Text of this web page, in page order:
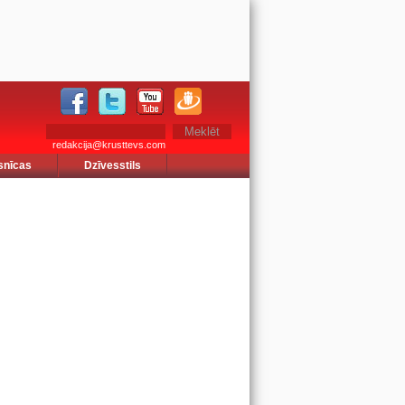
redakcija@krusttevs.com
Dzīvesstils